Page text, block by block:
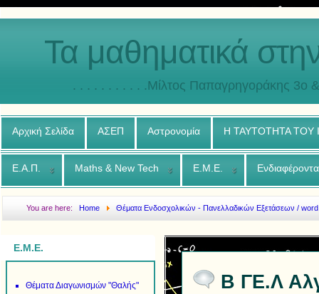
Τα μαθηματικά
. . . . . . . . . . .Μίλτος Παπαγρηγοράκης 3o
Αρχική Σελίδα ΑΣΕΠ Αστρονομία Η ΤΑΥΤΟΤΗΤΑ ΤΟΥ
Ε.Α.Π. Maths & New Tech Ε.Μ.Ε.
You are here:Home
Θέματα Ενδοσχολικών - Πανελλαδικών Εξετάσεων / word
Προαγωγικάν Εξετάσεων Ιουνίου 2015
Ε.Μ.Ε.
Θέματα Διαγωνισμών "Θαλής"
Β ΓΕ.Λ